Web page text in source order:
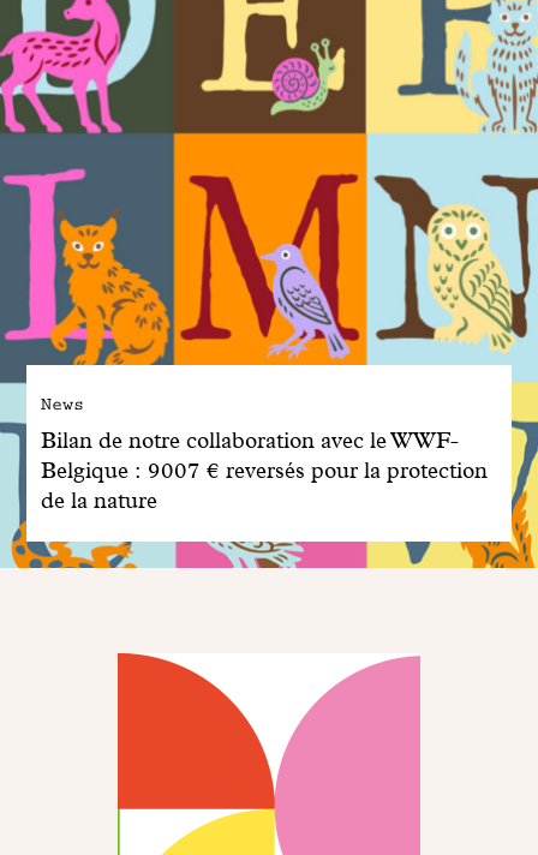
News
Bilan de notre collaboration avec le WWF-
Belgique : 9007 € reversés pour la protection
de la nature